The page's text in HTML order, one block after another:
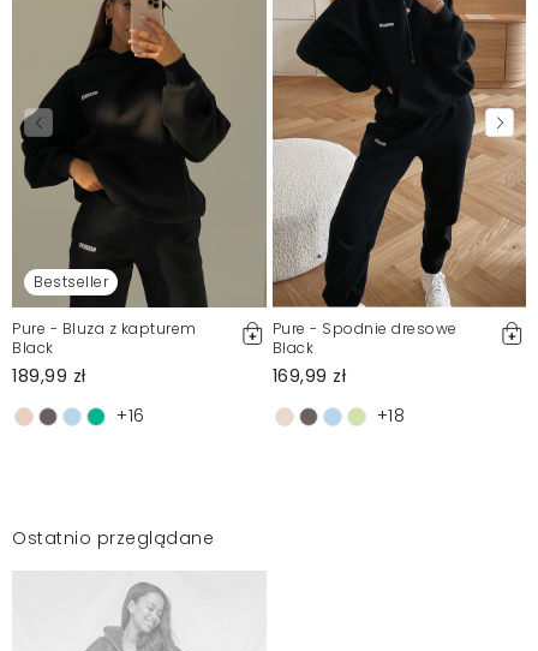
Bestseller
Pure - Bluza z kapturem
Black
189,99 zł
+16
Pure - Spodnie dresowe
Black
169,99 zł
+18
Ostatnio przeglądane